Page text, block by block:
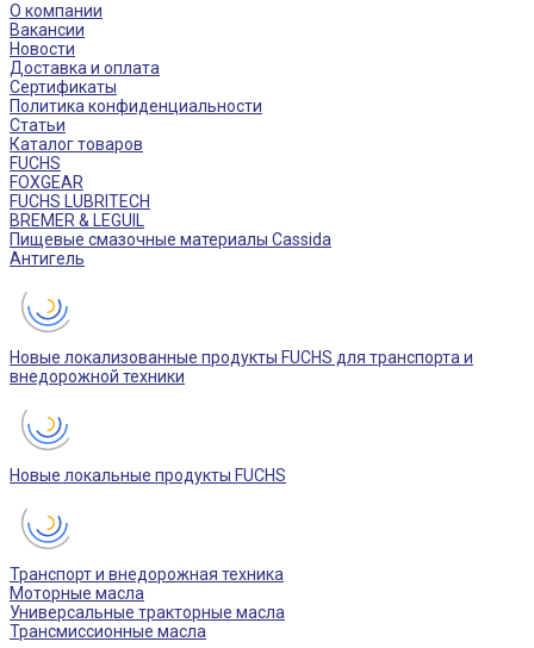
О компании
Вакансии
Новости
Доставка и оплата
Сертификаты
Политика конфиденциальности
Статьи
Каталог товаров
FUCHS
FOXGEAR
FUCHS LUBRITECH
BREMER & LEGUIL
Пищевые смазочные материалы Cassida
Антигель
Новые локализованные продукты FUCHS для транспорта и
внедорожной техники
Новые локальные продукты FUCHS
Транспорт и внедорожная техника
Моторные масла
Универсальные тракторные масла
Трансмиссионные масла